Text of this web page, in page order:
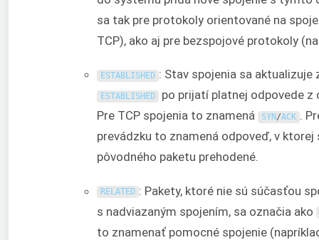
sa tak pre protokoly orientované na
TCP), ako aj pre bezspojové protokoly
ESTABLISHED : Stav spojenia sa aktualizuje
ESTABLISHED po prijatí platnej odpovede z
Pre TCP spojenia to znamená
SYN/ACK .
prevádzku to znamená odpoveď, v ktorej
pôvodného paketu prehodené.
RELATED : Pakety, ktoré nie sú súčasťou
s nadviazaným spojením, sa označia ako
to znamenať pomocné spojenie